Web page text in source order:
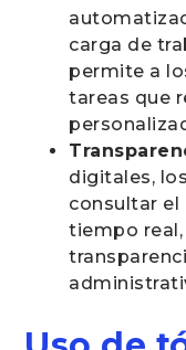
carga de
permite a
tareas que
digitales,
consultar el
tiempo